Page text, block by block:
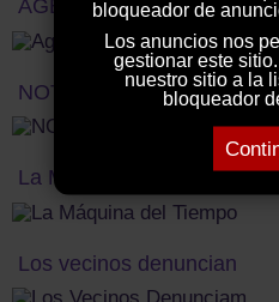
bloqueador de
Los anuncios nos
gestionar este
nuestro sitio a la
bloqueador
AGENDA CULTURAL
NOTICIAS NACIONALES
La Máquina del Tiempo
Los vecinos denuncian